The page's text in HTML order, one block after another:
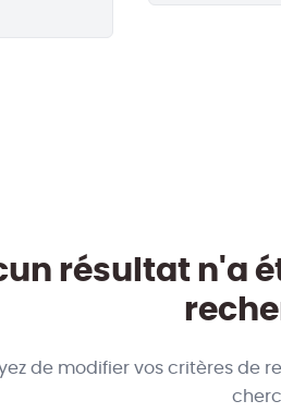
résultat n'a
de modifier vos critères de